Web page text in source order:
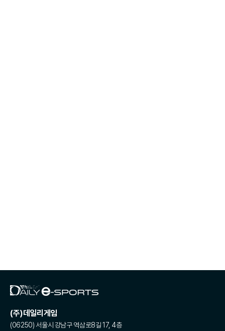
(주)데일리게임
(06250) 서울시 강남구 역삼로8길 17, 4층